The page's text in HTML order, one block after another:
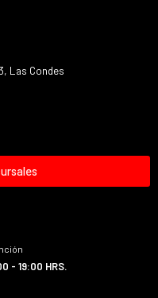
Las Condes
- 19:00 HRS.